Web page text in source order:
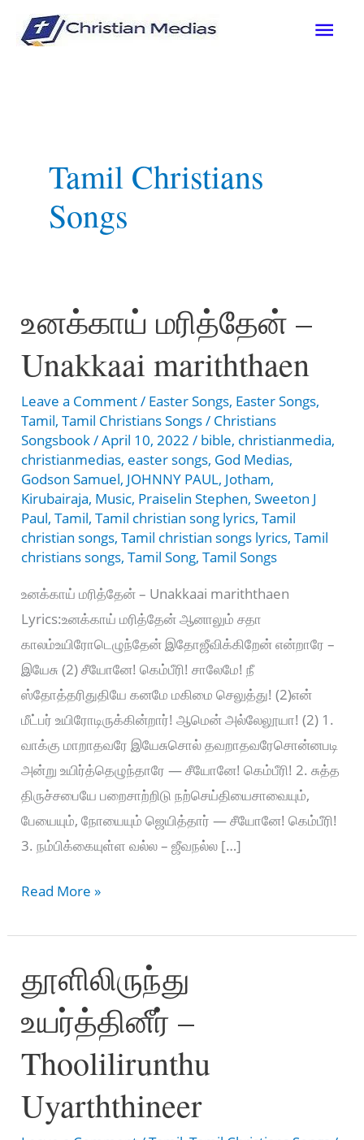
Tamil Christians
Songs
உனக்காய் மரித்தேன் –
Unakkaai mariththaen
Leave a Comment/ Easter Songs, Easter Songs,
Tamil,Tamil Christians Songs/ Christians
Songsbook/April 10, 2022/ bible, christianmedia,
christianmedias, easter songs, God Medias,
Godson Samuel, JOHNNY PAUL, Jotham,
Kirubairaja, Music, Praiselin Stephen,Sweeton J
Paul,Tamil,Tamil christian song lyrics,Tamil
christian songs,Tamil christian songs lyrics,Tamil
christians songs,Tamil Song,Tamil Songs
உனக்காய் மரித்தேன் – Unakkaai mariththaen
Lyrics:உனக்காய் மரித்தேன் ஆனாலும் சதா
காலம்உயிரோடெழுந்தேன் இதோஜீவிக்கிறேன் என்றாரே –
இயேசு (2) சீயோனே! கெம்பீரி! சாலேமே! நீ
ஸ்தோத்தரிதுதியே கனமே மகிமை செலுத்து! (2)என்
மீட்பர் உயிரோடிருக்கின்றார்! ஆமென் அல்லேலூயா! (2) 1.
வாக்கு மாறாதவரே இயேசுசொல் தவறாதவரேசொன்னபடி
அன்று உயிர்த்தெழுந்தாரே — சீயோனே! கெம்பீரி! 2. சுத்த
திருச்சபையே பறைசாற்றிடு நற்செய்தியைசாவையும்,
பேயையும், நோயையும் ஜெயித்தார் — சீயோனே! கெம்பீரி!
3. நம்பிக்கையுள்ள வல்ல – ஜீவநல்ல […]
உனக்காய்
–
Unakkaai
mariththaen
Read More »
தூளிலிருந்து
உயர்த்தினீர் –
Thoolilirunthu
Uyarththineer